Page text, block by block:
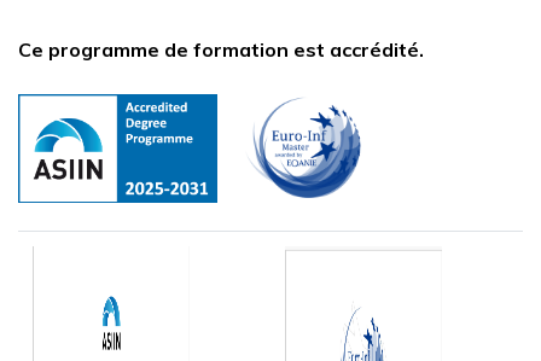
Ce programme de formation est accrédité.